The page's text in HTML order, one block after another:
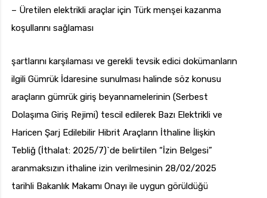
– Üretilen elektrikli araçlar için Türk menşei kazanma
koşullarını sağlaması
şartlarını karşılaması ve gerekli tevsik edici dokümanların
ilgili Gümrük İdaresine sunulması halinde söz konusu
araçların gümrük giriş beyannamelerinin (Serbest
Dolaşıma Giriş Rejimi) tescil edilerek Bazı Elektrikli ve
Haricen Şarj Edilebilir Hibrit Araçların İthaline İlişkin
Tebliğ (İthalat: 2025/7)`de belirtilen “İzin Belgesi”
aranmaksızın ithaline izin verilmesinin 28/02/2025
tarihli Bakanlık Makamı Onayı ile uygun görüldüğü